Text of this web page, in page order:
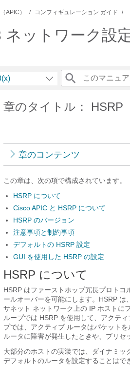
APIC） コンフィギュレーション ガイド
ネットワーク設
章のタイトル： HSRP
章のコンテンツ
この章は、次の項で構成されています。
HSRP について
Cisco APIC と HSRP について
HSRP のバージョン
注意事項と制約事項
デフォルトの HSRP 設定
GUI を使用した HSRP の設定
HSRP について
HSRP はファーストホップ冗長プロト
ールオーバーを可能にします。HSRP
サネット ネットワーク上の IP ホストに
ループでは HSRP を使用して、アクテ
プでは、アクティブ ルータはパケット
ルータに障害が発生したときや、プリセ
大部分のホストの実装では、ダイナミッ
デフォルトのルータを設定することはで